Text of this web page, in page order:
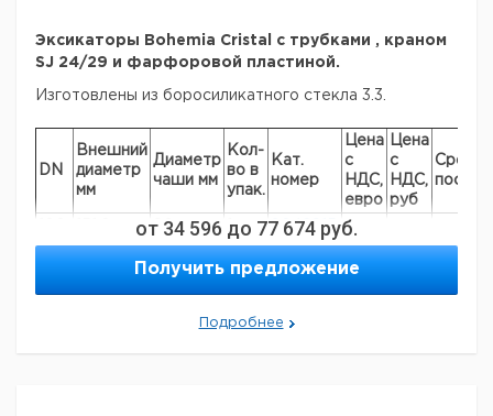
Эксикаторы Bohemia Cristal с трубками , краном
SJ 24/29 и фарфоровой пластиной.
Изготовлены из боросиликатного стекла 3.3.
DN
Внешний
диаметр
мм
Диаметр
чаши мм
Кол-
во в
упак.
Кат.
номер
Цена
с
НДС,
евро
Цена
с
НДС,
руб
Срок
90 1
9042815
150
210,0 140 1
6226934
190 1
6226935
1 6227443
от 34 596 до 77 674 руб.
Получить предложение
Подробнее